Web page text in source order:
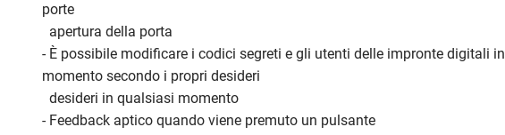
porte
apertura della porta
- È possibile modificare i codici segreti e gli utenti delle impronte digitali
momento secondo i propri desideri
desideri in qualsiasi momento
- Feedback aptico quando viene premuto un pulsante